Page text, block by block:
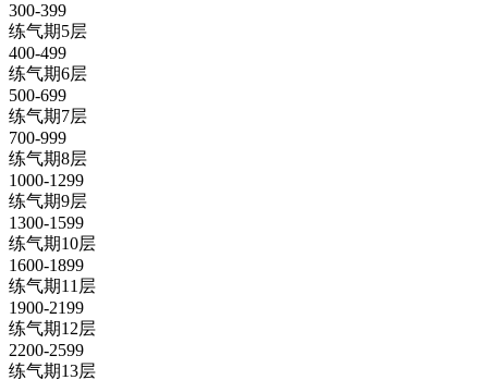
300-399
练气期5层
400-499
练气期6层
500-699
练气期7层
700-999
练气期8层
1000-1299
练气期9层
1300-1599
练气期10层
1600-1899
练气期11层
1900-2199
练气期12层
2200-2599
练气期13层